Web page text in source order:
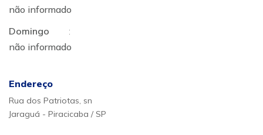
não informado
Domingo
:
não informado
Endereço
Rua dos Patriotas, sn
Jaraguá - Piracicaba / SP